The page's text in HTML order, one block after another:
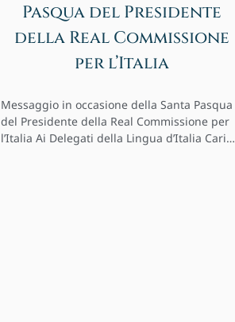
Pasqua del Presidente
della Real Commissione
per l’Italia
Messaggio in occasione della Santa Pasqua
del Presidente della Real Commissione per
l’Italia Ai Delegati della Lingua d’Italia Cari…